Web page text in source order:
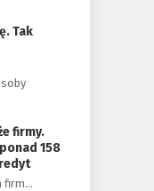
Tak
firmy.
158
firm…